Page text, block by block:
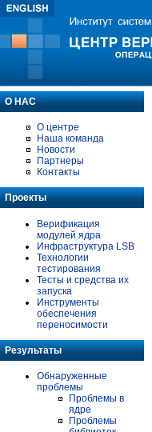
О НАС
О центре
Наша команда
Новости
Партнеры
Контакты
Проекты
Верификация
модулей ядра
Инфраструктура LSB
Технологии
тестирования
Тесты и средства их
запуска
Инструменты
обеспечения
переносимости
Результаты
Обнаруженные
проблемы
Проблемы в
ядре
Проблемы